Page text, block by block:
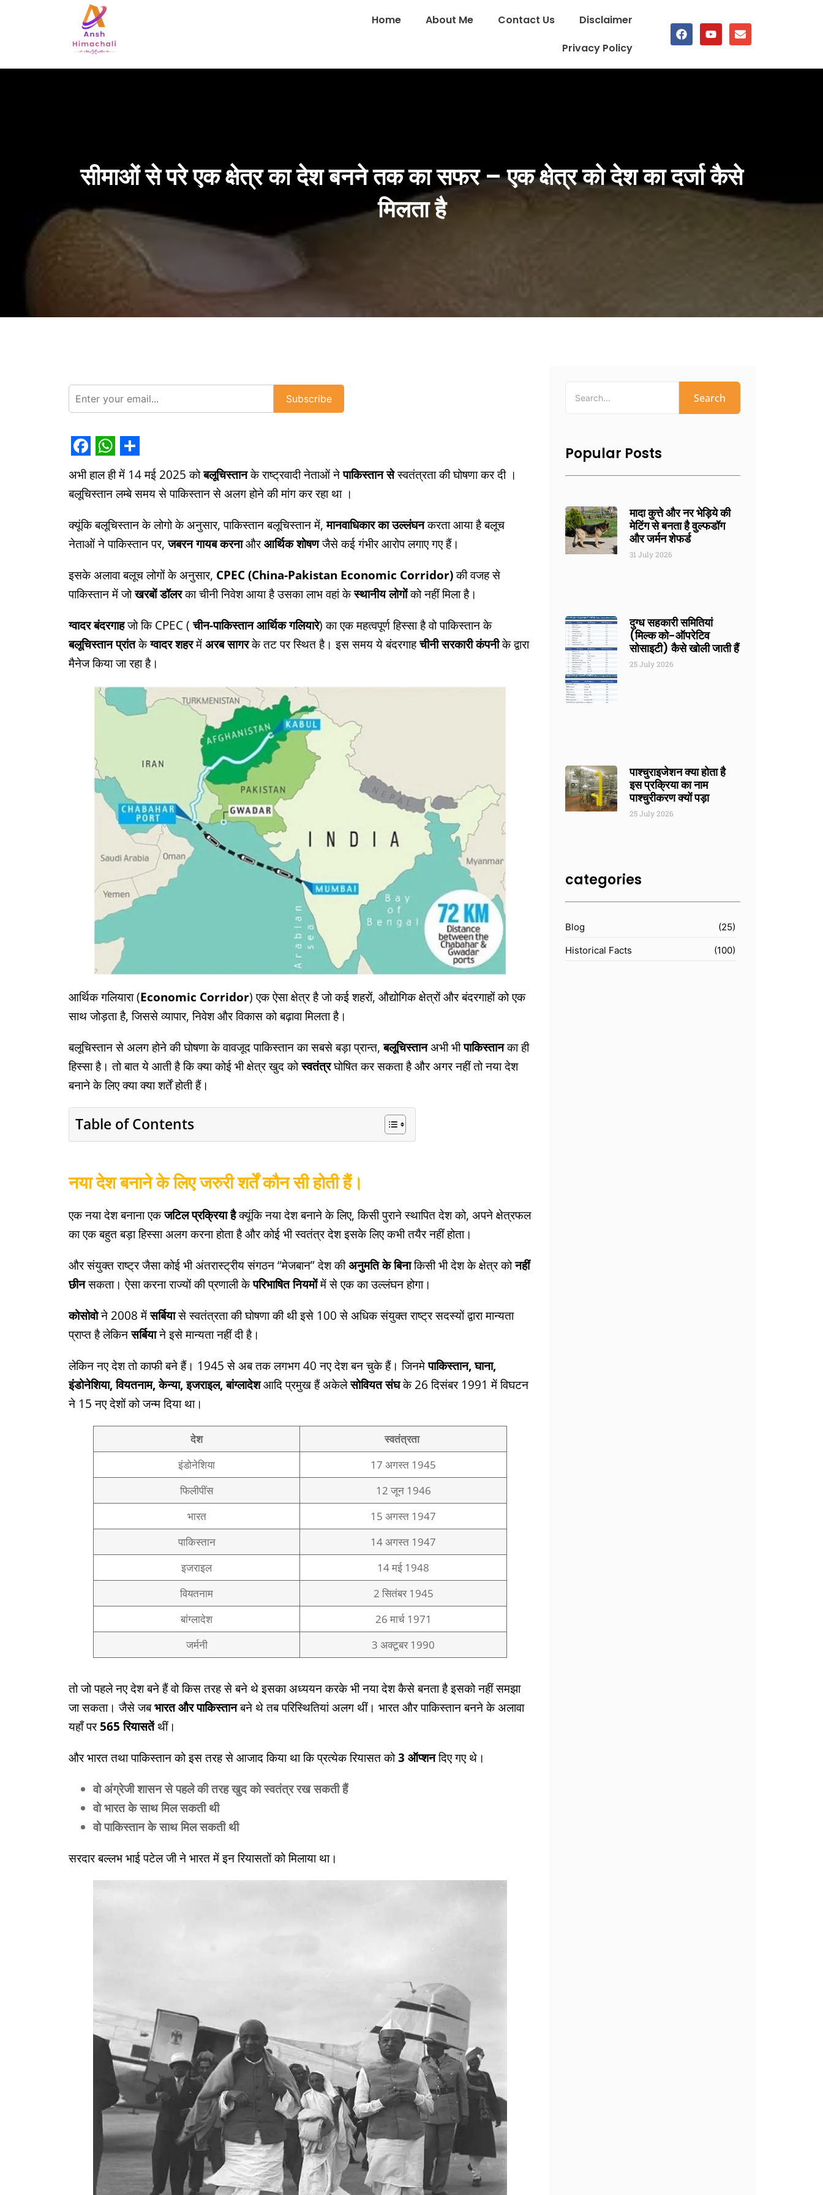
Home About Me Contact Us
Disclaimer
Privacy Policy
सीमाओं से परे एक क्षेत्र का देश बनने तक का सफर – एक क्षेत्र को देश का दर्जा कैसे
मिलता है
Subscribe
Facebook
WhatsApp
Share
अभी हाल ही में 14 मई 2025 कोबलूचिस्तानके राष्ट्रवादी नेताओं नेपाकिस्तान सेस्वतंत्रता की घोषणा कर दी ।
बलूचिस्तान लम्बे समय से पाकिस्तान से अलग होने की मांग कर रहा था ।
क्यूंकि बलूचिस्तान के लोगो के अनुसार, पाकिस्तान बलूचिस्तान में,मानवाधिकार का उल्लंघनकरता आया है बलूच
नेताओं ने पाकिस्तान पर,जबरन गायब करनाऔरआर्थिक शोषणजैसे कई गंभीर आरोप लगाए गए हैं।
इसके अलावा बलूच लोगों के अनुसार, CPEC (China-Pakistan Economic Corridor)की वजह से
पाकिस्तान में जोखरबों डॉलरका चीनी निवेश आया है उसका लाभ वहां केस्थानीय लोगोंको नहीं मिला है।
ग्वादर बंदरगाहजो कि CPEC (चीन-पाकिस्तान आर्थिक गलियारे) का एक महत्वपूर्ण हिस्सा है वो पाकिस्तान के
बलूचिस्तान प्रांतकेग्वादर शहरमेंअरब सागरके तट पर स्थित है। इस समय ये बंदरगाहचीनी सरकारी कंपनीके द्वारा
मैनेज किया जा रहा है।
आर्थिक गलियारा (Economic Corridor) एक ऐसा क्षेत्र है जो कई शहरों, औद्योगिक क्षेत्रों और बंदरगाहों को एक
साथ जोड़ता है, जिससे व्यापार, निवेश और विकास को बढ़ावा मिलता है।
बलूचिस्तान से अलग होने की घोषणा के वावजूद पाकिस्तान का सबसे बड़ा प्रान्त,बलूचिस्तानअभी भीपाकिस्तानका ही
हिस्सा है। तो बात ये आती है कि क्या कोई भी क्षेत्र खुद कोस्वतंत्रघोषित कर सकता है और अगर नहीं तो नया देश
बनाने के लिए क्या क्या शर्तें होती हैं।
Table of Contents
नया देश बनाने के लिए जरुरी शर्तें कौन सी होती हैं।
एक नया देश बनाना एकजटिल प्रक्रिया हैक्यूंकि नया देश बनाने के लिए, किसी पुराने स्थापित देश को, अपने क्षेत्रफल
का एक बहुत बड़ा हिस्सा अलग करना होता है और कोई भी स्वतंत्र देश इसके लिए कभी तयैर नहीं होता।
और संयुक्त राष्ट्र जैसा कोई भी अंतरास्ट्रीय संगठन “मेजबान” देश कीअनुमति के बिनाकिसी भी देश के क्षेत्र कोनहीं
छीनसकता। ऐसा करना राज्यों की प्रणाली केपरिभाषित नियमोंमें से एक का उल्लंघन होगा।
कोसोवोने 2008 मेंसर्बियासे स्वतंत्रता की घोषणा की थी इसे 100 से अधिक संयुक्त राष्ट्र सदस्यों द्वारा मान्यता
प्राप्त है लेकिनसर्बियाने इसे मान्यता नहीं दी है।
लेकिन नए देश तो काफी बने हैं। 1945 से अब तक लगभग 40 नए देश बन चुके हैं। जिनमेपाकिस्तान, घाना,
इंडोनेशिया, वियतनाम, केन्या, इजराइल, बांग्लादेशआदि प्रमुख हैं अकेलेसोवियत संघके 26 दिसंबर 1991 में विघटन
ने 15 नए देशों को जन्म दिया था।
देश
स्वतंत्रता
इंडोनेशिया
17 अगस्त 1945
फिलीपींस
12 जून 1946
भारत
15 अगस्त 1947
पाकिस्तान
14 अगस्त 1947
इजराइल
14 मई 1948
वियतनाम
2 सितंबर 1945
बांग्लादेश
26 मार्च 1971
जर्मनी
3 अक्टूबर 1990
तो जो पहले नए देश बने हैं वो किस तरह से बने थे इसका अध्ययन करके भी नया देश कैसे बनता है इसको नहीं समझा
जा सकता। जैसे जबभारत और पाकिस्तानबने थे तब परिस्थितियां अलग थीं। भारत और पाकिस्तान बनने के अलावा
यहाँ पर565 रियासतेंथीं।
और भारत तथा पाकिस्तान को इस तरह से आजाद किया था कि प्रत्येक रियासत को3 ऑप्शनदिए गए थे।
वो अंग्रेजी शासन से पहले की तरह खुद को स्वतंत्र रखसकती हैं
वो भारत के साथ मिल सकती थी
वो पाकिस्तान के साथ मिल सकती थी
सरदार बल्लभ भाई पटेल जी ने भारत में इन रियासतों को मिलाया था।
Search
Popular Posts
मादा कुत्ते और नर भेड़िये की
मेटिंग से बनता है वुल्फडॉग
और जर्मन शेफर्ड
31 July 2026
दुग्ध सहकारी समितियां
(मिल्क को-ऑपरेटिव
सोसाइटी) कैसे खोली जाती हैं
25 July 2026
पाश्चुराइजेशन क्या होता है
इस प्रक्रिया का नाम
पाश्चुरीकरण क्यों पड़ा
25 July 2026
categories
Blog
(25)
Historical Facts
(100)